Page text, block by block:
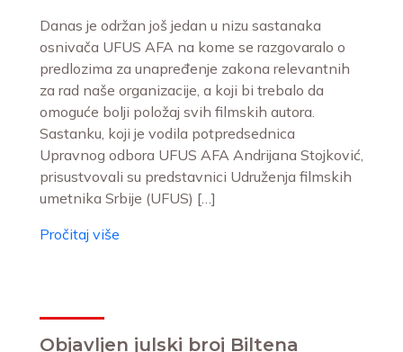
Danas je održan još jedan u nizu sastanaka
osnivača UFUS AFA na kome se razgovaralo o
predlozima za unapređenje zakona relevantnih
za rad naše organizacije, a koji bi trebalo da
omoguće bolji položaj svih filmskih autora.
Sastanku, koji je vodila potpredsednica
Upravnog odbora UFUS AFA Andrijana Stojković,
prisustvovali su predstavnici Udruženja filmskih
umetnika Srbije (UFUS) […]
Pročitaj više
Objavljen julski broj Biltena